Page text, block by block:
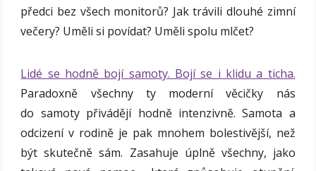
předci bez všech monitorů? Jak trávili dlouhé zimní
večery? Uměli si povídat? Uměli spolu mlčet?
Lidé se hodně bojí samoty. Bojí se i klidu a ticha.
Paradoxně všechny ty moderní věcičky nás
do samoty přivádějí hodně intenzivně. Samota a
odcizení v rodině je pak mnohem bolestivější, než
být skutečně sám. Zasahuje úplně všechny, jako